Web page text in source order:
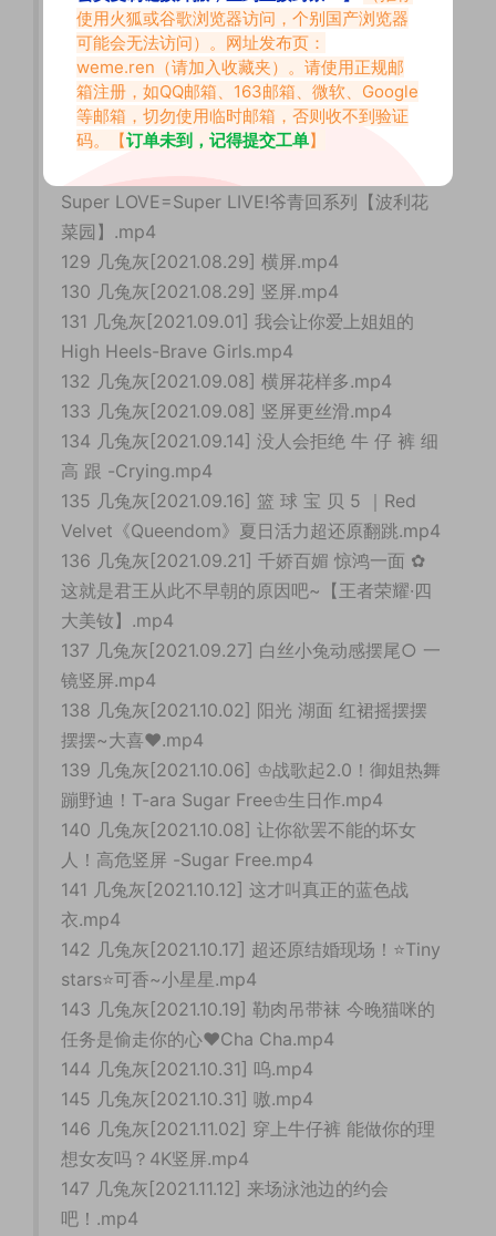
Summertime☀.mp4
126 几兔灰[2021.08.09] 竖屏纯享大姐姐~这就
是女人味吧！.mp4
127 几兔灰[2021.08.21] 4K竖屏！白 丝 纯 欲
学姐球场热舞♥.mp4
Super LOVE=Super LIVE!爷青回系列【波利花
菜园】.mp4
129 几兔灰[2021.08.29] 横屏.mp4
130 几兔灰[2021.08.29] 竖屏.mp4
131 几兔灰[2021.09.01] 我会让你爱上姐姐的
High Heels-Brave Girls.mp4
132 几兔灰[2021.09.08] 横屏花样多.mp4
133 几兔灰[2021.09.08] 竖屏更丝滑.mp4
134 几兔灰[2021.09.14] 没人会拒绝 牛 仔 裤 细
高 跟 -Crying.mp4
135 几兔灰[2021.09.16] 篮 球 宝 贝 5 ｜Red
Velvet《Queendom》夏日活力超还原翻跳.mp4
136 几兔灰[2021.09.21] 千娇百媚 惊鸿一面 ✿
这就是君王从此不早朝的原因吧~【王者荣耀·四
大美钕】.mp4
137 几兔灰[2021.09.27] 白丝小兔动感摆尾○ 一
镜竖屏.mp4
138 几兔灰[2021.10.02] 阳光 湖面 红裙摇摆摆
摆摆~大喜♥.mp4
139 几兔灰[2021.10.06] ♔战歌起2.0！御姐热舞
蹦野迪！T-ara Sugar Free♔生日作.mp4
140 几兔灰[2021.10.08] 让你欲罢不能的坏女
人！高危竖屏 -Sugar Free.mp4
141 几兔灰[2021.10.12] 这才叫真正的蓝色战
衣.mp4
142 几兔灰[2021.10.17] 超还原结婚现场！⭐Tiny
stars⭐可香~小星星.mp4
143 几兔灰[2021.10.19] 勒肉吊带袜 今晚猫咪的
任务是偷走你的心❤Cha Cha.mp4
144 几兔灰[2021.10.31] 呜.mp4
145 几兔灰[2021.10.31] 嗷.mp4
146 几兔灰[2021.11.02] 穿上牛仔裤 能做你的理
想女友吗？4K竖屏.mp4
147 几兔灰[2021.11.12] 来场泳池边的约会
吧！.mp4
使用火狐或谷歌浏览器访问，个别国产浏览器
可能会无法访问）。网址发布页：
weme.ren （请加入收藏夹）。请使用正规邮
箱注册，如QQ邮箱、163邮箱、微软、Google
等邮箱，切勿使用临时邮箱，否则收不到验证
码。【订单未到，记得提交工单】